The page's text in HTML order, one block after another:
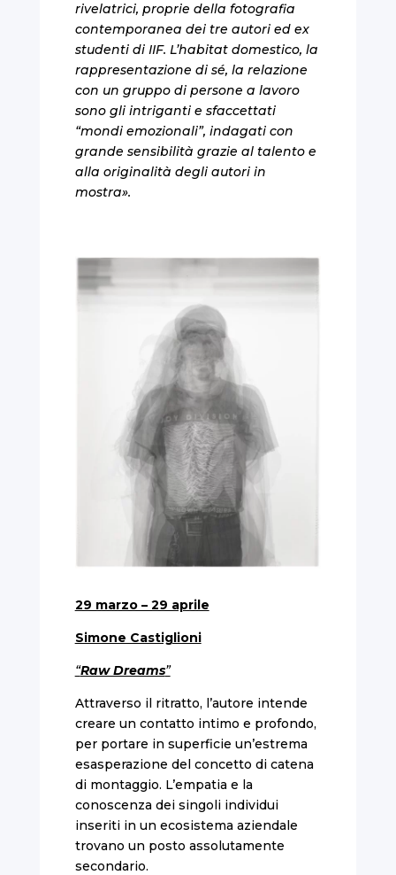
rivelatrici, proprie della fotografia
contemporanea dei tre autori ed ex
studenti di IIF. L’habitat domestico, la
rappresentazione di sé, la relazione
con un gruppo di persone a lavoro
sono gli intriganti e sfaccettati
“mondi emozionali”, indagati con
grande sensibilità grazie al talento e
alla originalità degli autori in
mostra».
29 marzo – 29 aprile
Simone Castiglioni
“Raw Dreams”
Attraverso il ritratto, l’autore intende
creare un contatto intimo e profondo,
per portare in superficie un’estrema
esasperazione del concetto di catena
di montaggio. L’empatia e la
conoscenza dei singoli individui
inseriti in un ecosistema aziendale
trovano un posto assolutamente
secondario.